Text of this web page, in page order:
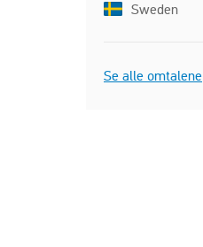
Sweden
Se alle omtalene